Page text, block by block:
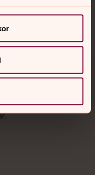
eller chatta anonymt